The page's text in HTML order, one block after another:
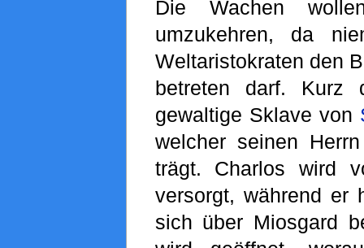
Die Wachen
umzukehren, da
Weltaristokraten den
betreten darf. Kurz
gewaltige Sklave von
welcher seinen
trägt. Charlos wird
versorgt, während er
sich über Miosgard